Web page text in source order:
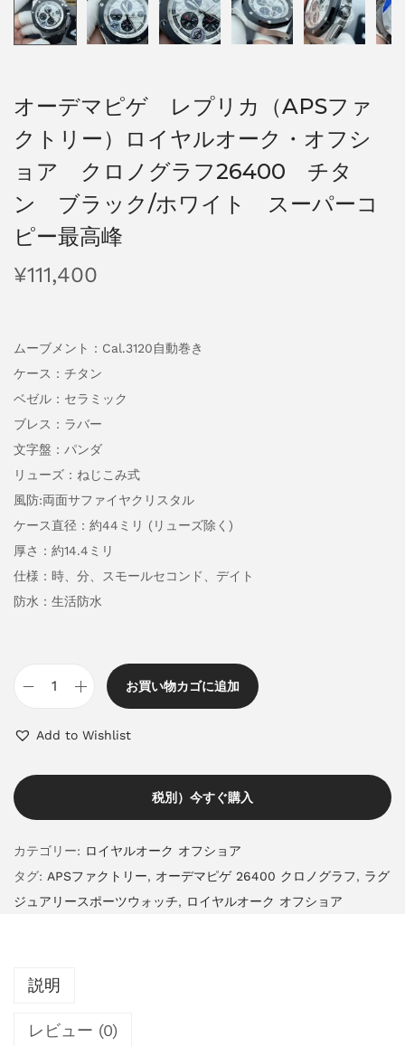
オーデマピゲ レプリカ（APSファ
クトリー）ロイヤルオーク・オフシ
ョア クロノグラフ26400 チタ
ン ブラック/ホワイト スーパーコ
ピー最高峰
¥111,400
ムーブメント：Cal.3120自動巻き
ケース：チタン
ベゼル：セラミック
ブレス：ラバー
文字盤：パンダ
リューズ：ねじこみ式
風防:両面サファイヤクリスタル
ケース直径：約44ミリ (リューズ除く)
厚さ：約14.4ミリ
仕様：時、分、スモールセコンド、デイト
防水：生活防水
お買い物カゴに追加
Add to Wishlist
税別）今すぐ購入
カテゴリー: ロイヤルオーク オフショア
タグ: APSファクトリー, オーデマピゲ 26400 クロノグラフ, ラグ
ジュアリースポーツウォッチ, ロイヤルオーク オフショア
説明
レビュー (0)